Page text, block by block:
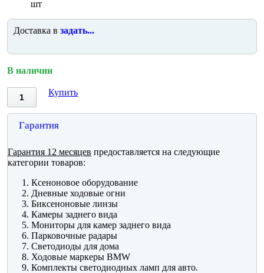
шт
Доставка в задать...
В наличии
Купить
Гарантия
Гарантия 12 месяцев предоставляется на следующие
категории товаров:
Ксеноновое оборудование
Дневные ходовые огни
Биксеноновые линзы
Камеры заднего вида
Мониторы для камер заднего вида
Парковочные радары
Светодиоды для дома
Ходовые маркеры BMW
Комплекты светодиодных ламп для авто.